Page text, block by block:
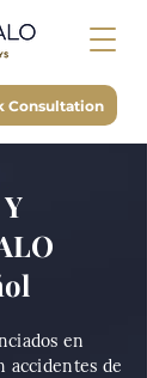
Consultation
en
accidentes de